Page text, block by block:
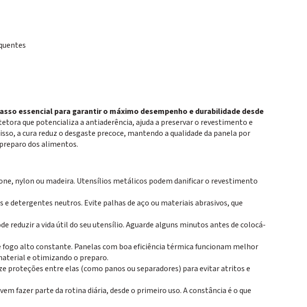
essencial para garantir o máximo desempenho e durabilidade desde
que potencializa a antiaderência, ajuda a preservar o revestimento e
a cura reduz o desgaste precoce, mantendo a qualidade da panela por
dos alimentos.
nylon ou madeira. Utensílios metálicos podem danificar o revestimento
e detergentes neutros. Evite palhas de aço ou materiais abrasivos, que
reduzir a vida útil do seu utensílio. Aguarde alguns minutos antes de colocá-
fogo alto constante. Panelas com boa eficiência térmica funcionam melhor
e otimizando o preparo.
proteções entre elas (como panos ou separadores) para evitar atritos e
fazer parte da rotina diária, desde o primeiro uso. A constância é o que